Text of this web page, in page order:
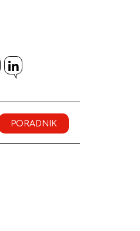
YouTube
LinkedIn
PORADNIK